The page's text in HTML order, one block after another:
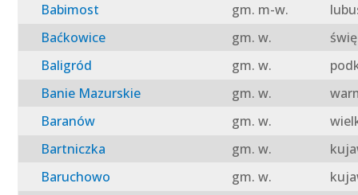
Babimost
gm. m-w.
Baćkowice
gm. w.
Baligród
gm. w.
Banie Mazurskie
gm. w.
Baranów
gm. w.
Bartniczka
gm. w.
Baruchowo
gm. w.